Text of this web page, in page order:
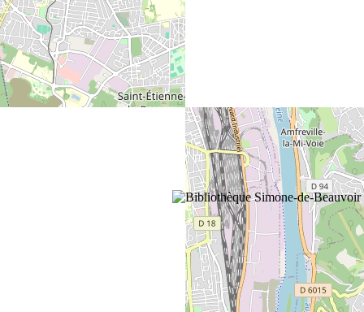
+−
©OpenStreetMapcontributors